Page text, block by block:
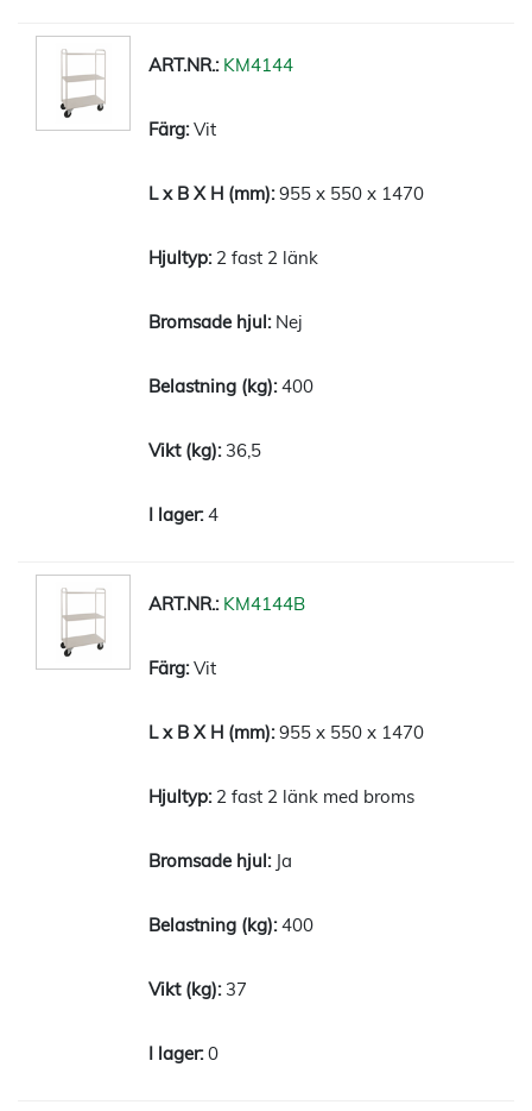
KM4144
Vit
955 x 550 x 1470
2 fast 2 länk
Nej
400
36,5
4
KM4144B
Vit
955 x 550 x 1470
2 fast 2 länk med broms
Ja
400
37
0